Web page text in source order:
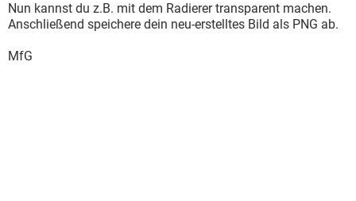
Nun kannst du z.B. mit dem Radierer transparent machen.
Anschließend speichere dein neu-erstelltes Bild als PNG ab.
MfG